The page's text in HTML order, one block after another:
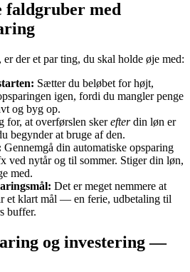
faldgruber med
der et par ting, du skal holde øje med:
Sætter du beløbet for højt,
igen, fordi du mangler penge
og byg op.
for, at overførslen skerefterdin løn er
begynder at bruge af den.
Gennemgå din automatiske opsparing
ved nytår og til sommer. Stiger din løn,
med.
Det er meget nemmere at
et klart mål — en ferie, udbetaling til
buffer.
og investering —